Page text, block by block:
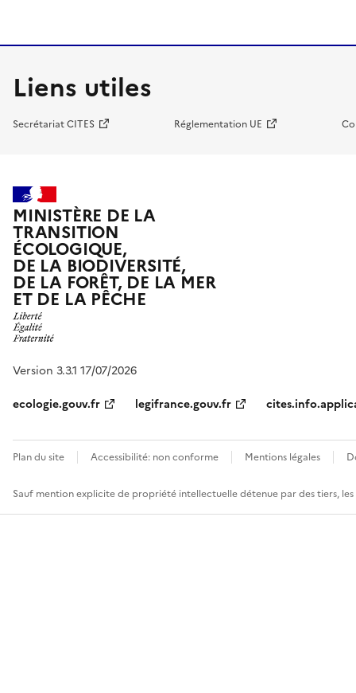
Liens utiles
Secrétariat CITES Réglementation UE
MINISTÈRE DE LA
TRANSITION
ÉCOLOGIQUE,
DE LA BIODIVERSITÉ,
DE LA FORÊT, DE LA MER
ET DE LA PÊCHE
Version 3.3.1 17/07/2026
ecologie.gouv.fr
legifrance.gouv.fr
Plan du site Accessibilité: non conforme Mentions légales
Sauf mention explicite de propriété intellectuelle détenue par des tiers,